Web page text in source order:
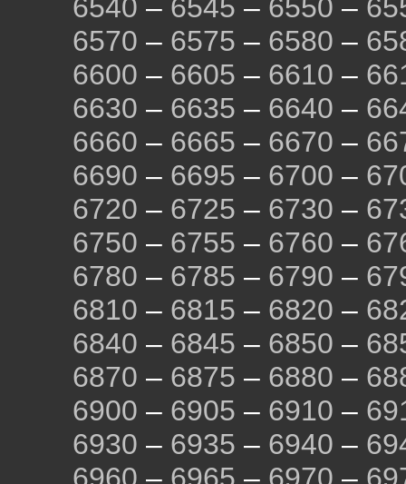
6540 – 6545 – 6550 –
6570 – 6575 – 6580 –
6600 – 6605 – 6610 –
6630 – 6635 – 6640 –
6660 – 6665 – 6670 –
6690 – 6695 – 6700 –
6720 – 6725 – 6730 –
6750 – 6755 – 6760 –
6780 – 6785 – 6790 –
6810 – 6815 – 6820 –
6840 – 6845 – 6850 –
6870 – 6875 – 6880 –
6900 – 6905 – 6910 –
6930 – 6935 – 6940 –